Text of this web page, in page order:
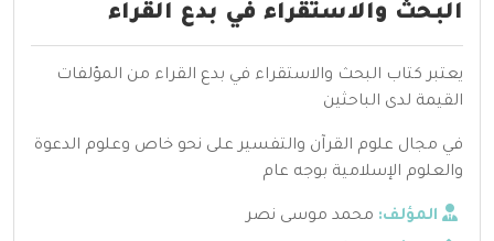
البحث والاستقراء في بدع القراء
يعتبر كتاب البحث والاستقراء في بدع القراء من المؤلفات
القيمة لدى الباحثين
في مجال علوم القرآن والتفسير على نحو خاص وعلوم الدعوة
والعلوم الإسلامية بوجه عام
المؤلف: محمد موسى نصر